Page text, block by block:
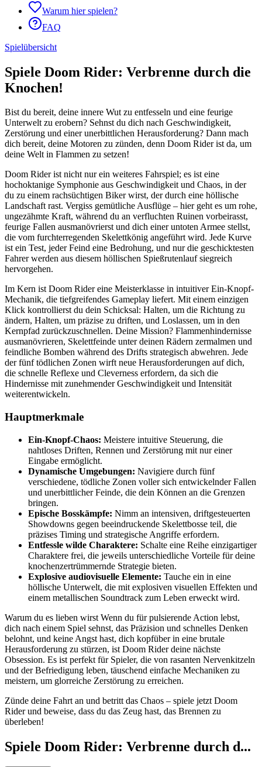
Warum hier spielen?
FAQ
Spielübersicht
Spiele Doom Rider: Verbrenne durch die
Knochen!
Bist du bereit, deine innere Wut zu entfesseln und eine feurige
Unterwelt zu erobern? Sehnst du dich nach Geschwindigkeit,
Zerstörung und einer unerbittlichen Herausforderung? Dann mach
dich bereit, deine Motoren zu zünden, denn Doom Rider ist da, um
deine Welt in Flammen zu setzen!
Doom Rider ist nicht nur ein weiteres Fahrspiel; es ist eine
hochoktanige Symphonie aus Geschwindigkeit und Chaos, in der
du zu einem rachsüchtigen Biker wirst, der durch eine höllische
Landschaft rast. Vergiss gemütliche Ausflüge – hier geht es um rohe,
ungezähmte Kraft, während du an verfluchten Ruinen vorbeirasst,
feurige Fallen ausmanövrierst und dich einer untoten Armee stellst,
die vom furchterregenden Skelettkönig angeführt wird. Jede Kurve
ist ein Test, jeder Feind eine Bedrohung, und nur die geschicktesten
Fahrer werden aus diesem höllischen Spießrutenlauf siegreich
hervorgehen.
Im Kern ist Doom Rider eine Meisterklasse in intuitiver Ein-Knopf-
Mechanik, die tiefgreifendes Gameplay liefert. Mit einem einzigen
Klick kontrollierst du dein Schicksal: Halten, um die Richtung zu
ändern, Halten, um präzise zu driften, und Loslassen, um in den
Kernpfad zurückzuschnellen. Deine Mission? Flammenhindernisse
ausmanövrieren, Skelettfeinde unter deinen Rädern zermalmen und
feindliche Bomben während des Drifts strategisch abwehren. Jede
der fünf tödlichen Zonen wirft neue Herausforderungen auf dich,
die schnelle Reflexe und Cleverness erfordern, da sich die
Hindernisse mit zunehmender Geschwindigkeit und Intensität
weiterentwickeln.
Hauptmerkmale
Ein-Knopf-Chaos: Meistere intuitive Steuerung, die
nahtloses Driften, Rennen und Zerstörung mit nur einer
Eingabe ermöglicht.
Dynamische Umgebungen: Navigiere durch fünf
verschiedene, tödliche Zonen voller sich entwickelnder Fallen
und unerbittlicher Feinde, die dein Können an die Grenzen
bringen.
Epische Bosskämpfe: Nimm an intensiven, driftgesteuerten
Showdowns gegen beeindruckende Skelettbosse teil, die
präzises Timing und strategische Angriffe erfordern.
Entfessle wilde Charaktere: Schalte eine Reihe einzigartiger
Charaktere frei, die jeweils unterschiedliche Vorteile für deine
knochenzertrümmernde Strategie bieten.
Explosive audiovisuelle Elemente: Tauche ein in eine
höllische Unterwelt, die mit explosiven visuellen Effekten und
einem metallischen Soundtrack zum Leben erweckt wird.
Warum du es lieben wirst Wenn du für pulsierende Action lebst,
dich nach einem Spiel sehnst, das Präzision und schnelles Denken
belohnt, und keine Angst hast, dich kopfüber in eine brutale
Herausforderung zu stürzen, ist Doom Rider deine nächste
Obsession. Es ist perfekt für Spieler, die von rasanten Nervenkitzeln
und der Befriedigung leben, täuschend einfache Mechaniken zu
meistern, um glorreiche Zerstörung zu erreichen.
Zünde deine Fahrt an und betritt das Chaos – spiele jetzt Doom
Rider und beweise, dass du das Zeug hast, das Brennen zu
überleben!
Spiele Doom Rider: Verbrenne durch d...